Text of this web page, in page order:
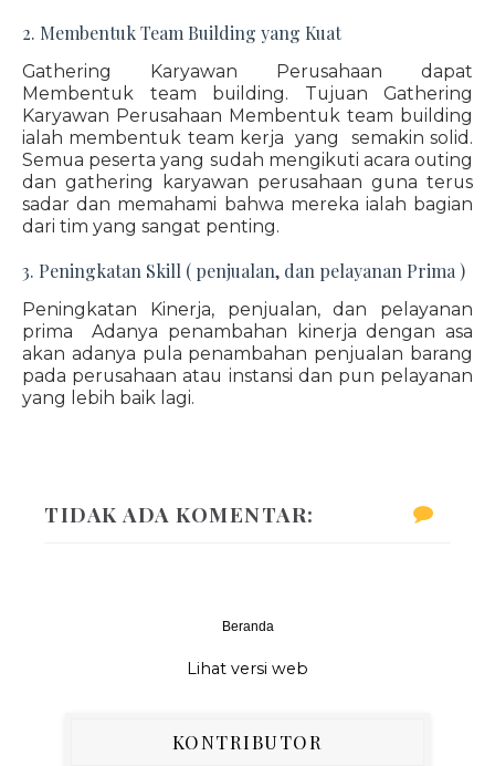
2. Membentuk Team Building yang Kuat
Gathering Karyawan Perusahaan dapat
Membentuk team building. Tujuan Gathering
Karyawan Perusahaan Membentuk team building
ialah membentuk team kerja yang semakin solid.
Semua peserta yang sudah mengikuti acara outing
dan gathering karyawan perusahaan guna terus
sadar dan memahami bahwa mereka ialah bagian
dari tim yang sangat penting.
3. Peningkatan Skill ( penjualan, dan pelayanan Prima )
Peningkatan Kinerja, penjualan, dan pelayanan
prima Adanya penambahan kinerja dengan asa
akan adanya pula penambahan penjualan barang
pada perusahaan atau instansi dan pun pelayanan
yang lebih baik lagi.
TIDAK ADA KOMENTAR:
Beranda
Lihat versi web
KONTRIBUTOR